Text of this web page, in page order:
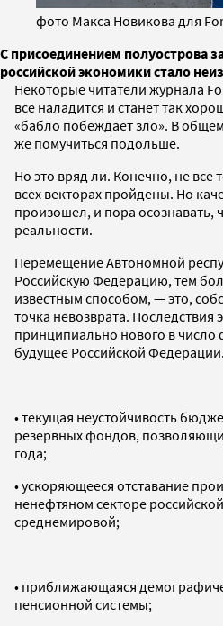
фото Макса Новикова для
С присоединением полуострова
российской экономики стало
Некоторые читатели журнала
все наладится и станет так
«бабло побеждает зло». В
же помучиться подольше.
Но это вряд ли. Конечно, не все
всех векторах пройдены. Но
произошел, и пора осознавать,
реальности.
Перемещение Автономной
Российскую Федерацию, тем
известным способом, — это,
точка невозврата. Последствия
принципиально нового в
будущее Российской
• текущая неустойчивость
резервных фондов,
года;
• ускоряющееся отставание
ненефтяном секторе
среднемировой;
• приближающаяся
пенсионной системы;